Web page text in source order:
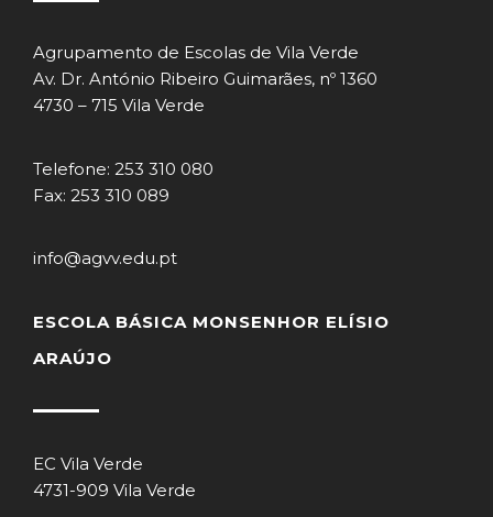
Agrupamento de Escolas de Vila Verde
Av. Dr. António Ribeiro Guimarães, nº 1360
4730 – 715 Vila Verde
Telefone: 253 310 080
Fax: 253 310 089
info@agvv.edu.pt
ESCOLA BÁSICA MONSENHOR ELÍSIO
ARAÚJO
EC Vila Verde
4731-909 Vila Verde